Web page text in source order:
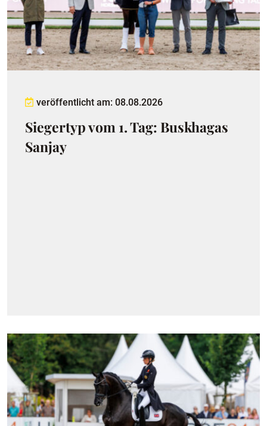
veröffentlicht am: 08.08.2026
Siegertyp vom 1. Tag: Buskhagas
Sanjay